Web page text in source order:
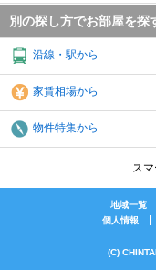
別の探し方でお部屋を探
沿線・駅から
家賃相場から
物件特集から
ス
地域一覧
個人情報
(C)